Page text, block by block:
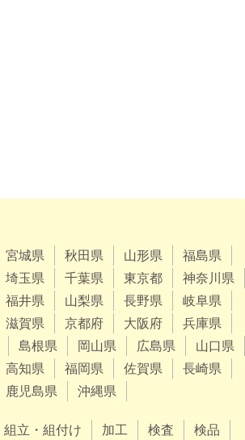
宮城県 秋田県 山形県
福島県
埼玉県
千葉県 東京都
神奈川県
福井県
山梨県 長野県
岐阜県
滋賀県
京都府 大阪府
兵庫県
島根県
岡山県 広島県
山口県
高知県
福岡県 佐賀県
長崎県
鹿児島県
沖縄県
組立・組付け 加工 検査 検品